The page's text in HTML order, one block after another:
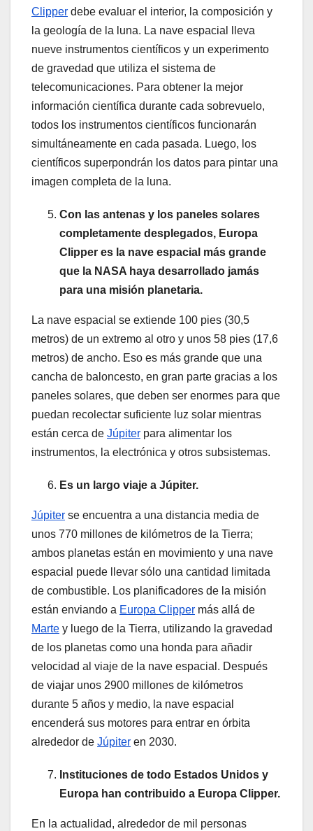
Clipper debe evaluar el interior, la composición y
la geología de la luna. La nave espacial lleva
nueve instrumentos científicos y un experimento
de gravedad que utiliza el sistema de
telecomunicaciones. Para obtener la mejor
información científica durante cada sobrevuelo,
todos los instrumentos científicos funcionarán
simultáneamente en cada pasada. Luego, los
científicos superpondrán los datos para pintar una
imagen completa de la luna.
Con las antenas y los paneles solares
completamente desplegados, Europa
Clipper es la nave espacial más grande
que la NASA haya desarrollado jamás
para una misión planetaria.
La nave espacial se extiende 100 pies (30,5
metros) de un extremo al otro y unos 58 pies (17,6
metros) de ancho. Eso es más grande que una
cancha de baloncesto, en gran parte gracias a los
paneles solares, que deben ser enormes para que
puedan recolectar suficiente luz solar mientras
están cerca de Júpiter para alimentar los
instrumentos, la electrónica y otros subsistemas.
Es un largo viaje a Júpiter.
Júpiter se encuentra a una distancia media de
unos 770 millones de kilómetros de la Tierra;
ambos planetas están en movimiento y una nave
espacial puede llevar sólo una cantidad limitada
de combustible. Los planificadores de la misión
están enviando a Europa Clipper más allá de
Marte y luego de la Tierra, utilizando la gravedad
de los planetas como una honda para añadir
velocidad al viaje de la nave espacial. Después
de viajar unos 2900 millones de kilómetros
durante 5 años y medio, la nave espacial
encenderá sus motores para entrar en órbita
alrededor de Júpiter en 2030.
Instituciones de todo Estados Unidos y
Europa han contribuido a Europa Clipper.
En la actualidad, alrededor de mil personas